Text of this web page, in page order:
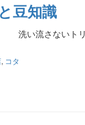
豆知識
洗い流さないト
, コタ